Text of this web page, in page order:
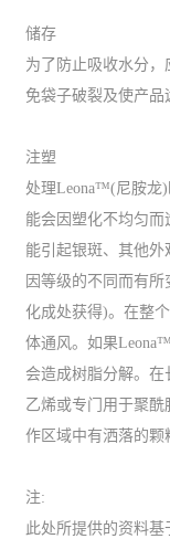
储存
为了防止吸收水分
免袋子破裂及使产品
注塑
处理Leona™(尼胺龙)
能会因塑化不均匀而
能引起银斑、其他
因等级的不同而有
化成处获得)。在整
体通风。如果
会造成树脂分解。
乙烯或专门用于聚
作区域中有洒落的颗
注:
此处所提供的资料